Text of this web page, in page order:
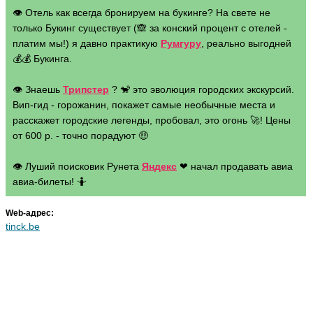
👁 Отель как всегда бронируем на букинге? На свете не
только Букинг существует (🙈 за конский процент с отелей -
платим мы!) я давно практикую Румгуру , реально выгодней
💰💰 Букинга.
👁 Знаешь Трипстер ? 🐒 это эволюция городских экскурсий.
Вип-гид - горожанин, покажет самые необычные места и
расскажет городские легенды, пробовал, это огонь 🚀! Цены
от 600 р. - точно порадуют 🤑
👁 Луший поисковик Рунета Яндекс ❤ начал продавать авиа
авиа-билеты! 🤷
Web-адрес:
tinck.be